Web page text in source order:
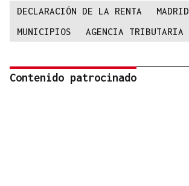
DECLARACIÓN DE LA RENTA
MADRID
MUNICIPIOS
AGENCIA TRIBUTARIA
Contenido patrocinado